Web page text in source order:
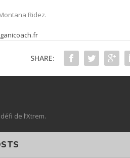
Ridez.
SHARE:
de l’Xtrem.